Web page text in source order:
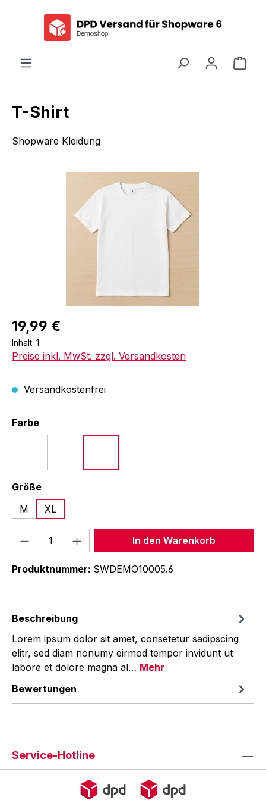
springen
T-Shirt
Shopware Kleidung
19,99 €
Inhalt: 1
Preise inkl. MwSt. zzgl. Versandkosten
Versandkostenfrei
Farbeauswählen
Größeauswählen
M
XL
Produkt Anzahl: Gib denIn den Warenkorb
Produktnummer: SWDEMO10005.6
Beschreibung
Lorem ipsum dolor sit amet, consetetur sadipscing
elitr, sed diam nonumy eirmod tempor invidunt ut
labore et dolore magna al… Mehr
Bewertungen
Service-Hotline